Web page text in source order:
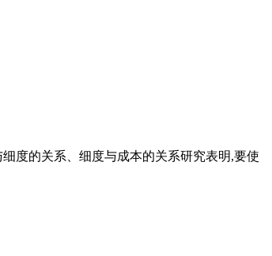
度的关系、细度与成本的关系研究表明,要使